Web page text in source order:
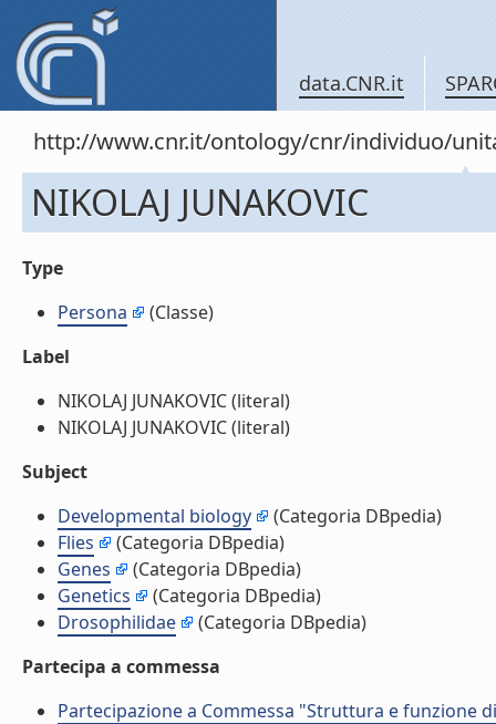
data.CNR.it
http://www.cnr.it/ontology/cnr/individuo/
NIKOLAJ JUNAKOVIC
Type
Persona
(Classe)
Label
NIKOLAJ JUNAKOVIC (literal)
NIKOLAJ JUNAKOVIC (literal)
Subject
Developmental biology
(Categoria DBpedia)
Flies
(Categoria DBpedia)
Genes
(Categoria DBpedia)
Genetics
(Categoria DBpedia)
Drosophilidae
(Categoria DBpedia)
Partecipa a commessa
Partecipazione a Commessa "Struttura e funzione